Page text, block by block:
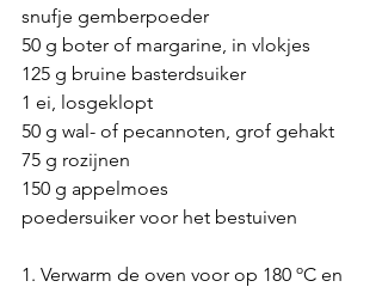
snufje gemberpoeder
50 g boter of margarine, in vlokjes
125 g bruine basterdsuiker
1 ei, losgeklopt
50 g wal- of pecannoten, grof gehakt
75 g rozijnen
150 g appelmoes
poedersuiker voor het bestuiven
1. Verwarm de oven voor op 180 ºC en